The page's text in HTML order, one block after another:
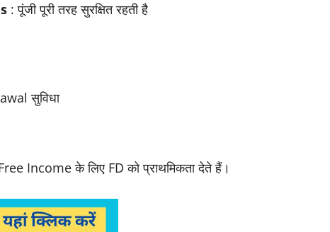
: पूंजी पूरी तरह सुरक्षित रहती है
सुविधा
Income के लिए FD को प्राथमिकता देते हैं।